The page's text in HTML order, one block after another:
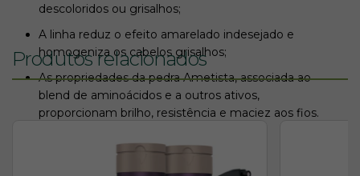
descoloridos ou grisalhos;
A linha reduz o efeito amarelado indesejado e
homogeniza os cabelos grisalhos;
As propriedades da pedra Ametista, associada ao
blend de aminoácidos e a outros ativos,
proporcionam brilho, resistência e maciez aos fios.
Direção olfativa: amadeirado cítrico
Produtos relacionados